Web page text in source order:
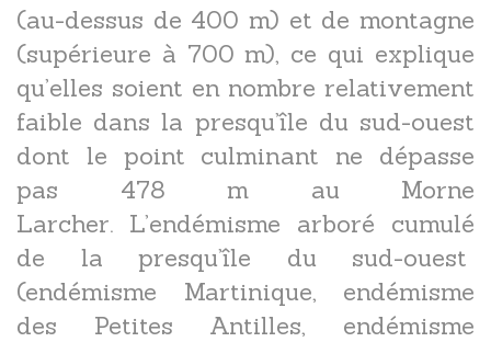
(au-dessus de 400 m) et de montagne
(supérieure à 700 m), ce qui explique
qu’elles soient en nombre relativement
faible dans la presqu’île du sud-ouest
dont le point culminant ne dépasse
pas 478 m au Morne
Larcher. L’endémisme arboré cumulé
de la presqu’île du sud-ouest
(endémisme Martinique, endémisme
des Petites Antilles, endémisme